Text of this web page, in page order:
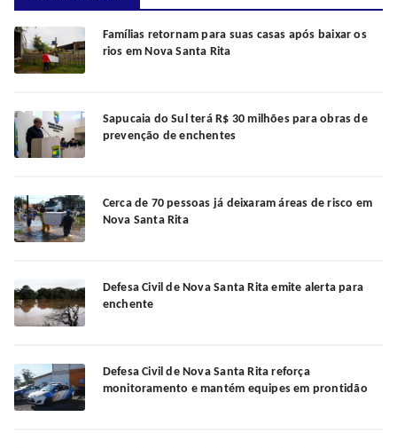
Famílias retornam para suas casas após baixar os
rios em Nova Santa Rita
Sapucaia do Sul terá R$ 30 milhões para obras de
prevenção de enchentes
Cerca de 70 pessoas já deixaram áreas de risco em
Nova Santa Rita
Defesa Civil de Nova Santa Rita emite alerta para
enchente
Defesa Civil de Nova Santa Rita reforça
monitoramento e mantém equipes em prontidão